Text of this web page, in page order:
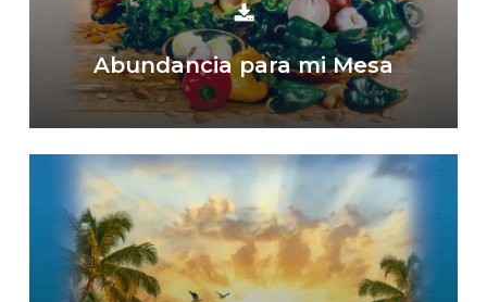
Abundancia para mi Mesa